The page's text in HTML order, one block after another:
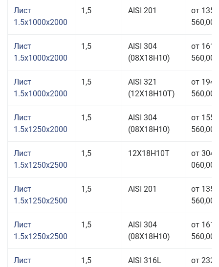
Лист
1.5x1000x2000
1,5 AISI 201
от 135
560,00
Лист
1.5x1000x2000
1,5
AISI 304
(08Х18Н10)
от 161
560,00
Лист
1.5x1000x2000
1,5
AISI 321
(12Х18Н10Т)
от 194
560,00
Лист
1.5x1250x2000
1,5
AISI 304
(08Х18Н10)
от 155
560,00
Лист
1.5x1250x2500
1,5 12Х18Н10Т
от 304
060,00
Лист
1.5x1250x2500
1,5 AISI 201
от 135
560,00
Лист
1.5x1250x2500
1,5
AISI 304
(08Х18Н10)
от 161
560,00
Лист
1,5 AISI 316L
от 232